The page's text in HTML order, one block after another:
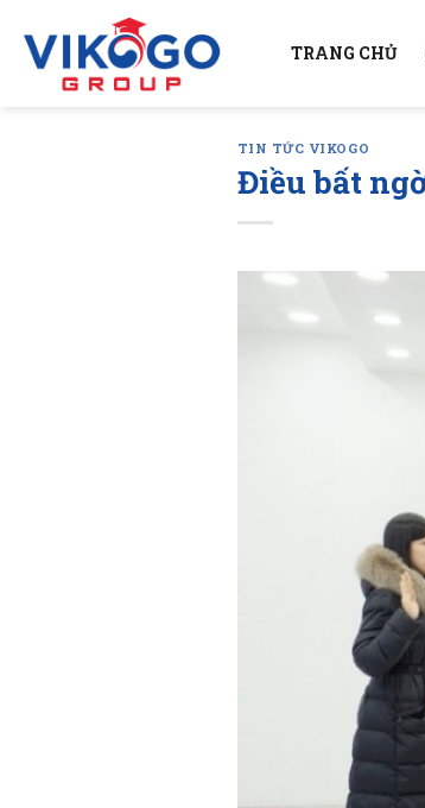
content
TRANG CHỦ
TIN TỨC VIKOGO
Điều bất